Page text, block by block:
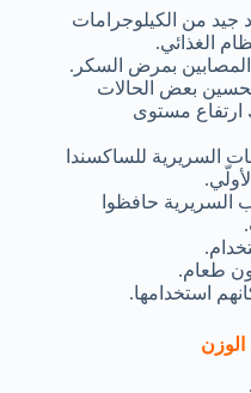
جيد من الكيلوجرامات
الغذائي.
بمرض السكر.
بعض الحالات
ارتفاع مستوى
السريرية للساكسندا
السريرية حافظوا
طعام.
استخدامها.